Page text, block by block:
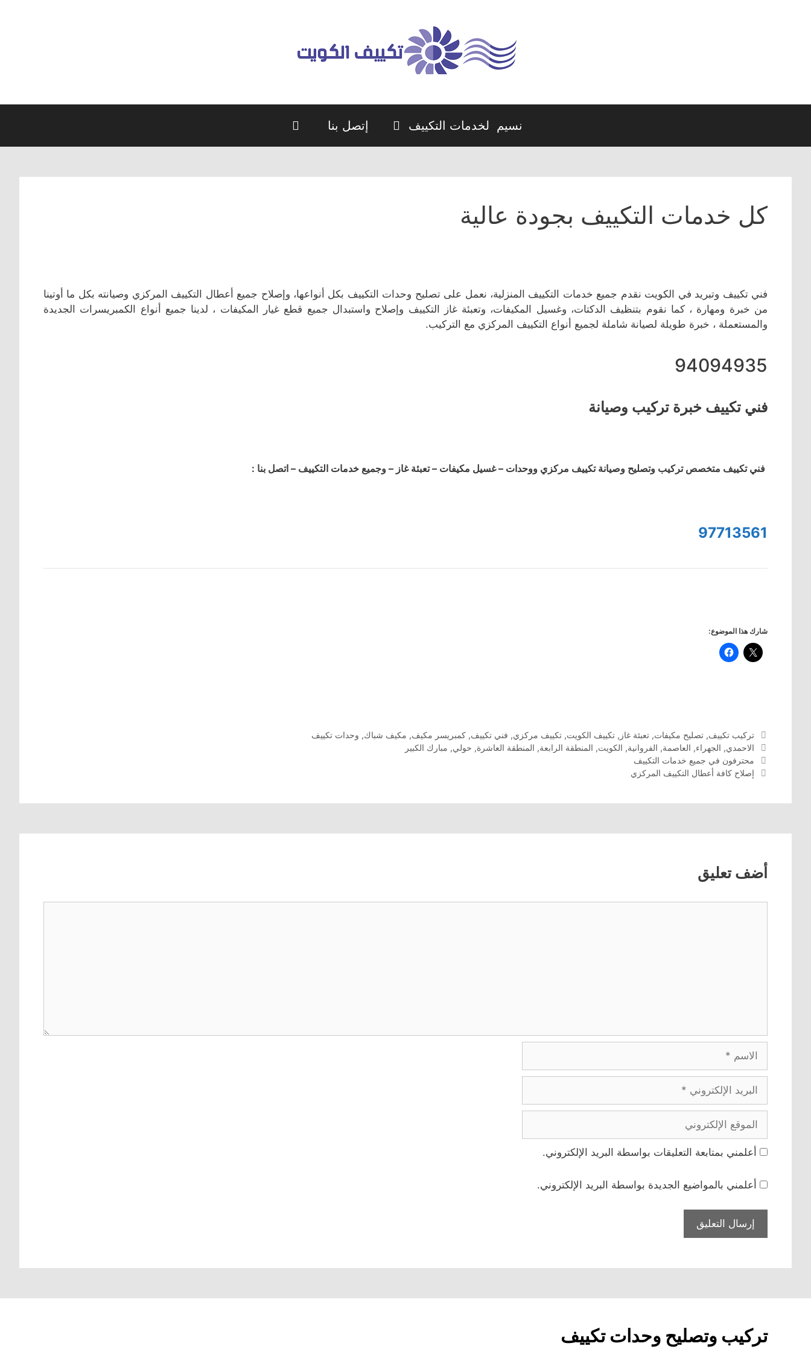
نسيم لخدمات التكييف إتصل بنا
كل خدمات التكييف بجودة عالية
فني تكييف وتبريد في الكويت نقدم جميع خدمات التكييف المنزلية، نعمل على تصليح وحدات التكييف بكل أنواعها، وإصلاح جميع أعطال التكييف المركزي وصيانته بكل ما أوتينا
من خبرة ومهارة ، كما نقوم بتنظيف الدكتات، وغسيل المكيفات، وتعبئة غاز التكييف وإصلاح واستبدال جميع قطع غيار المكيفات ، لدينا جميع أنواع الكمبريسرات الجديدة
والمستعملة ، خبرة طويلة لصيانة شاملة لجميع أنواع التكييف المركزي مع التركيب.
94094935
فني تكييف خبرة تركيب وصيانة
فني تكييف متخصص تركيب وتصليح وصيانة تكييف مركزي ووحدات – غسيل مكيفات – تعبئة غاز – وجميع خدمات التكييف – اتصل بنا :
97713561
شارك هذا الموضوع:
التصنيفات
تركيب تكييف, تصليح مكيفات, تعبئة غاز , تكييف الكويت, تكييف مركزي, فني تكييف, كمبريسر مكيف, مكيف شباك, وحدات تكييف
الوسوم
الاحمدي, الجهراء, العاصمة, الفروانية, الكويت, المنطقة الرابعة, المنطقة العاشرة, حولي, مبارك الكبير
محترفون في جميع خدمات التكييف
إصلاح كافة أعطال التكييف المركزي
أضف تعليق
الاسم
البريد
الإلكتروني
الموقع
الإلكتروني
أعلمني بمتابعة التعليقات بواسطة البريد الإلكتروني.
أعلمني بالمواضيع الجديدة بواسطة البريد الإلكتروني.
تركيب وتصليح وحدات تكييف